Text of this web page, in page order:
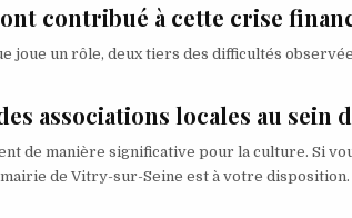
contribué à cette crise
joue un rôle, deux tiers des difficultés
associations locales au sein
de manière significative pour la culture. Si
de Vitry-sur-Seine est à votre disposition.